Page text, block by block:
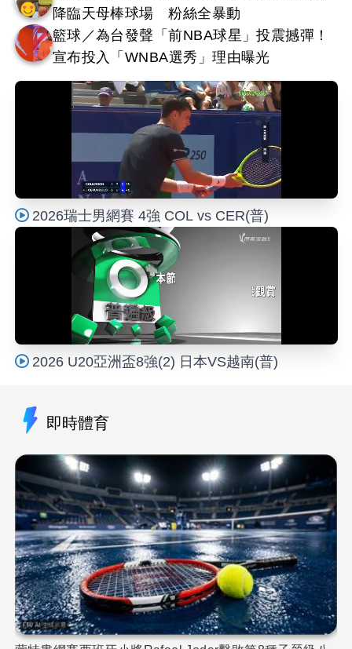
2026瑞士男網賽 4強 COL vs CER(普)
2026 U20亞洲盃8強(2) 日本VS越南(普)
降臨天母棒球場 粉絲全暴動
籃球／為台發聲「前NBA球星」投震撼彈！
宣布投入「WNBA選秀」理由曝光
即時體育